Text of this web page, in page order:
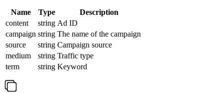
Name Type
Description
content
string Ad ID
campaign string The name of the campaign
source
string Campaign source
medium
string Traffic type
term
string Keyword